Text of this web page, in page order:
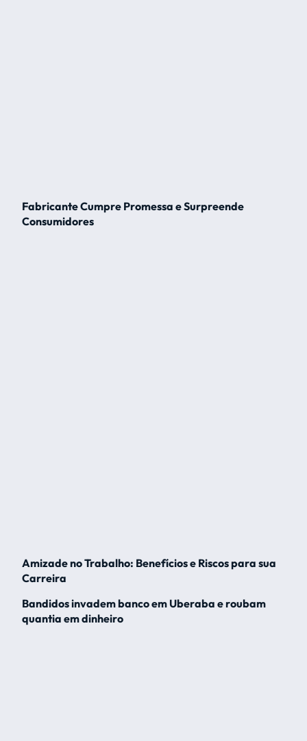
Fabricante Cumpre Promessa e Surpreende
Consumidores
Amizade no Trabalho: Benefícios e Riscos para sua
Carreira
Bandidos invadem banco em Uberaba e roubam
quantia em dinheiro